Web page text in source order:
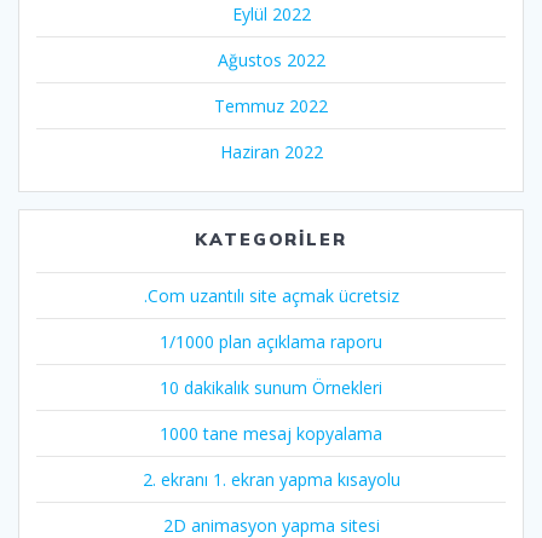
Eylül 2022
Ağustos 2022
Temmuz 2022
Haziran 2022
KATEGORILER
.Com uzantılı site açmak ücretsiz
1/1000 plan açıklama raporu
10 dakikalık sunum Örnekleri
1000 tane mesaj kopyalama
2. ekranı 1. ekran yapma kısayolu
2D animasyon yapma sitesi